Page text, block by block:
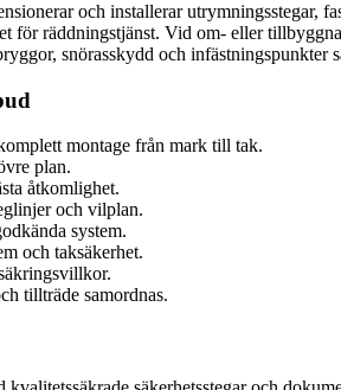
och installerar utrymningsstegar,
räddningstjänst. Vid om- eller
snörasskydd och
montage från mark till tak.
plan.
åtkomlighet.
och vilplan.
system.
och taksäkerhet.
tillträde samordnas.